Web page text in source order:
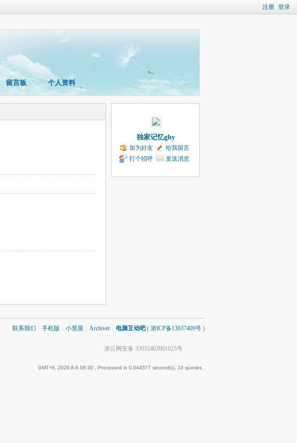
注册 登录
留言板 个人资料
独家记忆ghy
加为好友
给我留言
打个招呼
发送消息
联系我们 手机版 小黑屋 Archiver 电脑互动吧( 浙ICP备13037409号 )
浙公网安备 33032402001025号
GMT+8, 2026-8-6 08:30 , Processed in 0.044577 second(s), 16 queries .